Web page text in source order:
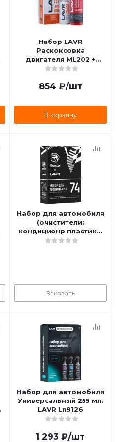
Набор LAVR
Раскоксовка
двигателя ML202 +
Промывка двигателя
литров, 185 мл Ln2505
854 ₽/шт
В корзину
Набор для автомобиля
(очистители:
кондиционр пластика,
стекл, обивки салона)
Заказать
Набор для автомобиля
Универсальный 255 мл.
LAVR Ln9126
1 293 ₽/шт